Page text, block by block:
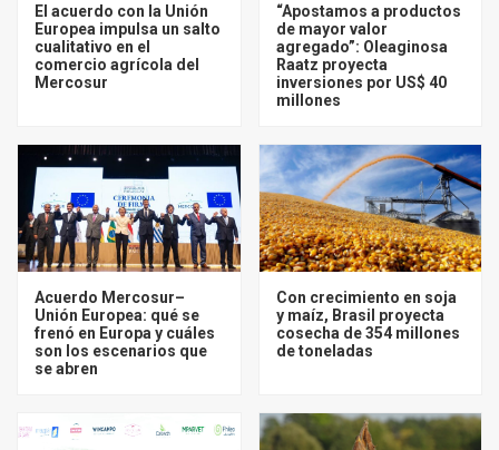
El acuerdo con la Unión
Europea impulsa un salto
cualitativo en el
comercio agrícola del
Mercosur
“Apostamos a productos
de mayor valor
agregado”: Oleaginosa
Raatz proyecta
inversiones por US$ 40
millones
Acuerdo Mercosur–
Unión Europea: qué se
frenó en Europa y cuáles
son los escenarios que
se abren
Con crecimiento en soja
y maíz, Brasil proyecta
cosecha de 354 millones
de toneladas